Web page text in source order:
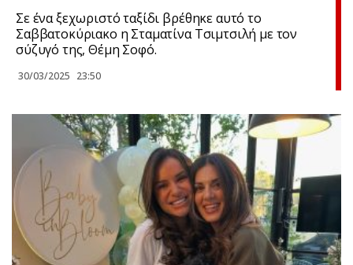
Σε ένα ξεχωριστό ταξίδι βρέθηκε αυτό το
Σαββατοκύριακο η Σταματίνα Τσιμτσιλή με τον
σύζυγό της, Θέμη Σοφό.
30/03/2025 23:50